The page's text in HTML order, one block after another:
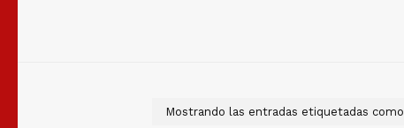
Mostrando las entradas etiquetadas como